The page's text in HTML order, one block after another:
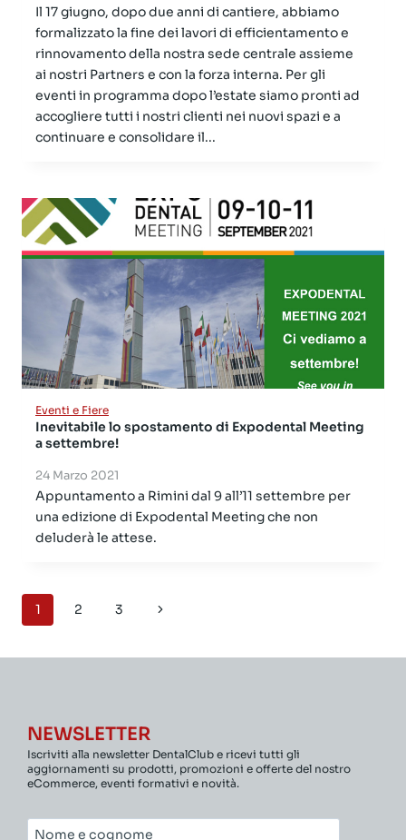
Il 17 giugno, dopo due anni di cantiere, abbiamo
formalizzato la fine dei lavori di efficientamento e
rinnovamento della nostra sede centrale assieme
ai nostri Partners e con la forza interna. Per gli
eventi in programma dopo l’estate siamo pronti ad
accogliere tutti i nostri clienti nei nuovi spazi e a
continuare e consolidare il...
Eventi e Fiere
Inevitabile lo spostamento di Expodental Meeting
a settembre!
24 Marzo 2021
Appuntamento a Rimini dal 9 all’11 settembre per
una edizione di Expodental Meeting che non
deluderà le attese.
Navigazione
1 2 3
Pagina
NEWSLETTER
Iscriviti alla newsletter DentalClub e ricevi tutti gli
aggiornamenti su prodotti, promozioni e offerte del nostro
eCommerce, eventi formativi e novità.
Nome